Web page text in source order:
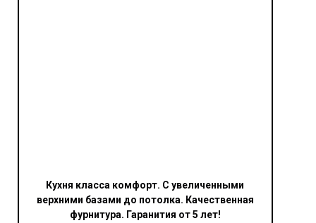
Кухня класса комфорт. С увеличенными
верхними базами до потолка. Качественная
фурнитура. Гаранития от 5 лет!